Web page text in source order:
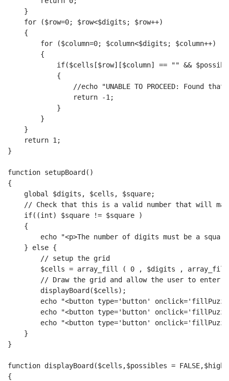
}
for ($row=0; $row<$digits; $row++)
{
for ($column=0; $column<$digits; $column++)
{
if($cells[$row][$column] == "" &&
{
//echo "UNABLE TO PROCEED: Found that
return -1;
}
}
}
return 1;
}
function setupBoard()
{
global $digits, $cells, $square;
// Check that this is a valid number that will make
if((int) $square != $square )
{
echo "<p>The number of digits must be a square
} else {
// setup the grid
$cells = array_fill ( 0 , $digits , array_fill
// Draw the grid and allow the user to enter
displayBoard($cells);
echo "<button type='button'
echo "<button type='button'
echo "<button type='button'
}
}
function displayBoard($cells,$possibles =
{